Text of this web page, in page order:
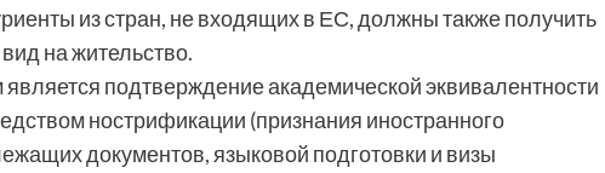
из стран, не входящих в ЕС, должны также получить
на жительство.
подтверждение академической эквивалентности
нострификации (признания иностранного
документов, языковой подготовки и визы